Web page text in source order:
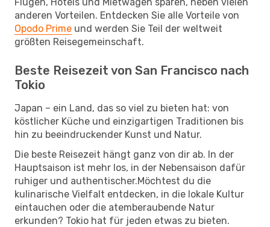
anderen Vorteilen. Entdecken Sie alle Vorteile von
Opodo Prime und werden Sie Teil der weltweit
größten Reisegemeinschaft.
Beste Reisezeit von San Francisco nach
Tokio
Japan – ein Land, das so viel zu bieten hat: von
köstlicher Küche und einzigartigen Traditionen bis
hin zu beeindruckender Kunst und Natur.
Die beste Reisezeit hängt ganz von dir ab. In der
Hauptsaison ist mehr los, in der Nebensaison dafür
ruhiger und authentischer.Möchtest du die
kulinarische Vielfalt entdecken, in die lokale Kultur
eintauchen oder die atemberaubende Natur
erkunden? Tokio hat für jeden etwas zu bieten.